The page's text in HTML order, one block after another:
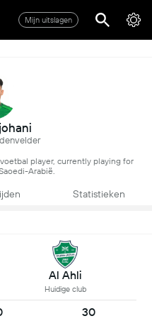
Mijn uitslagen
player, currently playing for
Arabië.
Statistieken
Al Ahli
Huidige club
30